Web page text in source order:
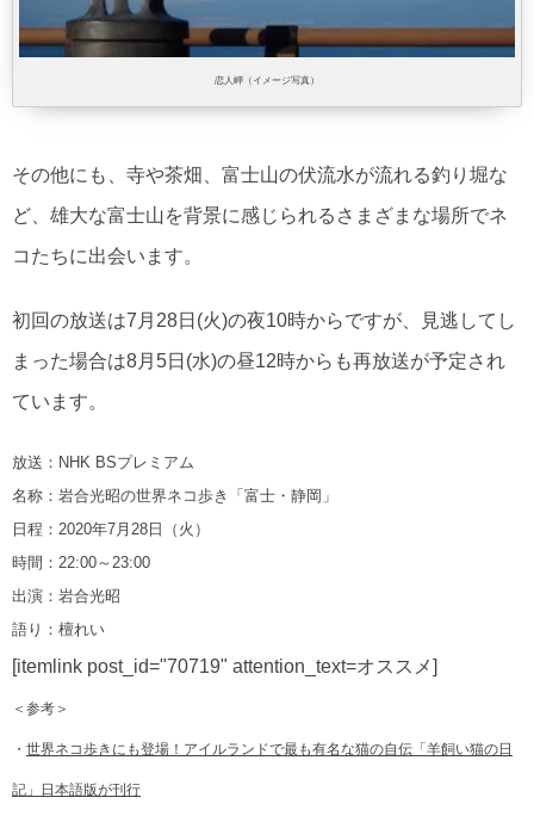
恋人岬（イメージ写真）
その他にも、寺や茶畑、富士山の伏流水が流れる釣り堀な
ど、雄大な富士山を背景に感じられるさまざまな場所でネ
コたちに出会います。
初回の放送は7月28日(火)の夜10時からですが、見逃してし
まった場合は8月5日(水)の昼12時からも再放送が予定され
ています。
放送：NHK BSプレミアム
名称：岩合光昭の世界ネコ歩き「富士・静岡」
日程：2020年7月28日（火）
時間：22:00～23:00
出演：岩合光昭
語り：檀れい
[itemlink post_id="70719" attention_text=オススメ]
＜参考＞
・ 世界ネコ歩きにも登場！アイルランドで最も有名な猫の自伝「羊飼い猫の日
記」日本語版が刊行